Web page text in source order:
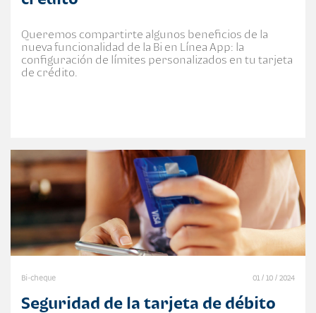
Queremos compartirte algunos beneficios de la
nueva funcionalidad de la Bi en Línea App: la
configuración de límites personalizados en tu tarjeta
de crédito.
Bi-cheque 01 / 10 / 2024
Seguridad de la tarjeta de débito